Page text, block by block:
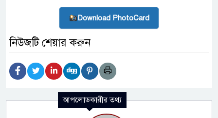
Download PhotoCard
নিউজটি শেয়ার করুন
আপলোডকারীর তথ্য